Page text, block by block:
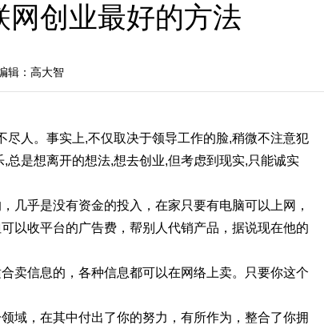
创业最好的方法
：高大智
人。事实上,不仅取决于领导工作的脸,稍微不注意犯
是想离开的想法,想去创业,但考虑到现实,只能诚实
几乎是没有资金的投入，在家只要有电脑可以上网，
以收平台的广告费，帮别人代销产品，据说现在他的
卖信息的，各种信息都可以在网络上卖。只要你这个
域，在其中付出了你的努力，有所作为，整合了你拥